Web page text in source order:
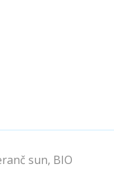
sun, BIO